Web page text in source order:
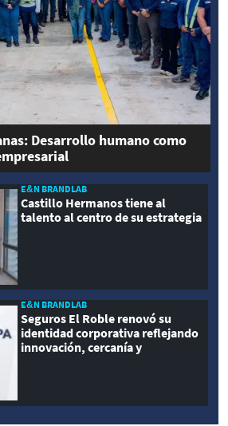
Desarrollo humano como
E&N BRANDLAB
Castillo Hermanos tiene al
talento al centro de su estrategia
E&N BRANDLAB
Seguros El Roble renovó su
identidad corporativa reflejando
innovación, cercanía y